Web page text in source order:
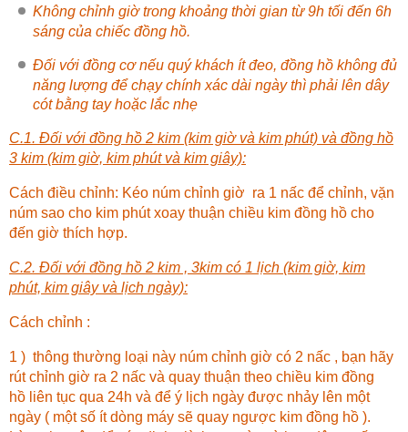
Không chỉnh giờ trong khoảng thời gian từ 9h tối đến 6h
sáng của chiếc đồng hồ.
Đối với đồng cơ nếu quý khách ít đeo, đồng hồ không đủ
năng lượng để chạy chính xác dài ngày thì phải lên dây
cót bằng tay hoặc lắc nhẹ
C.1. Đối với đồng hồ 2 kim (kim giờ và kim phút) và đồng hồ
3 kim (kim giờ, kim phút và kim giây):
Cách điều chỉnh: Kéo núm chỉnh giờ ra 1 nấc để chỉnh, vặn
núm sao cho kim phút xoay thuận chiều kim đồng hồ cho
đến giờ thích hợp.
C.2. Đối với đồng hồ 2 kim , 3kim có 1 lịch (kim giờ, kim
phút, kim giây và lịch ngày):
Cách chỉnh :
1 ) thông thường loại này núm chỉnh giờ có 2 nấc , bạn hãy
rút chỉnh giờ ra 2 nấc và quay thuận theo chiều kim đồng
hồ liên tục qua 24h và để ý lịch ngày được nhảy lên một
ngày ( một số ít dòng máy sẽ quay ngược kim đồng hồ ).